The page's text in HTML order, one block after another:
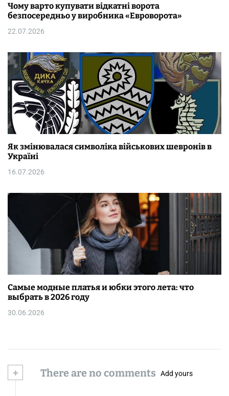
Чому варто купувати відкатні ворота
безпосередньо у виробника «Евроворота»
22.07.2026
Як змінювалася символіка військових шевронів в
Україні
16.07.2026
Самые модные платья и юбки этого лета: что
выбрать в 2026 году
30.06.2026
+ There are no comments Add yours